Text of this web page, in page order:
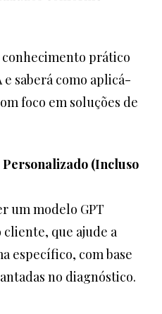
prático
saberá como aplicá-
foco em soluções de
Personalizado (Incluso
um modelo GPT
que ajude a
específico, com base
no diagnóstico.